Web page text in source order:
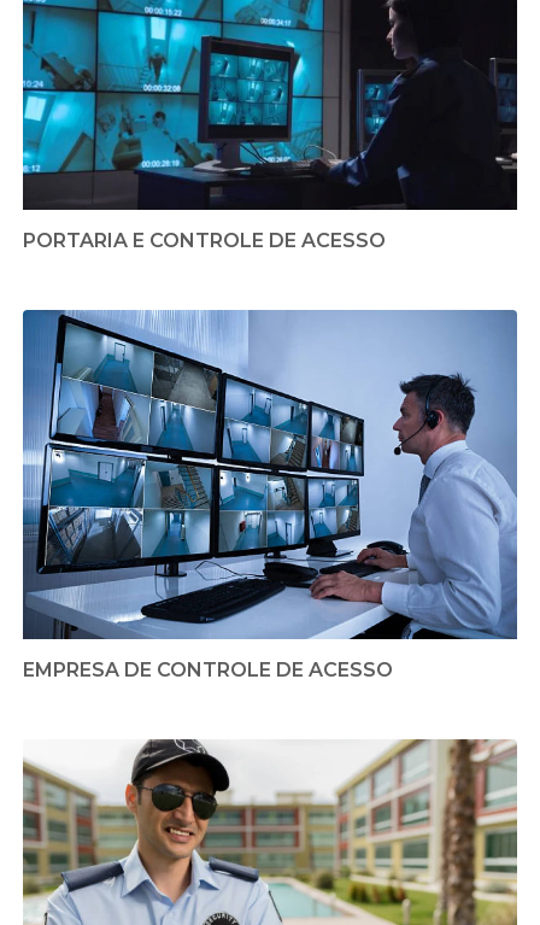
PORTARIA E CONTROLE DE ACESSO
EMPRESA DE CONTROLE DE ACESSO